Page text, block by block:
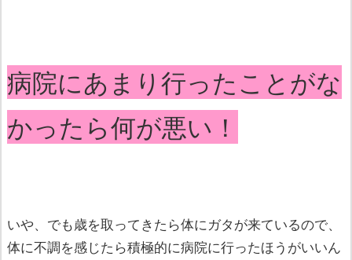
病院にあまり行ったことがな
かったら何が悪い！
いや、でも歳を取ってきたら体にガタが来ているので、
体に不調を感じたら積極的に病院に行ったほうがいいん